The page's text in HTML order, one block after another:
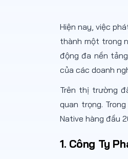
Hiện nay, việc
thành một trong
động đa nền
của các doanh
Trên thị trường
quan trọng.
Native hàng đầu
1. Công Ty